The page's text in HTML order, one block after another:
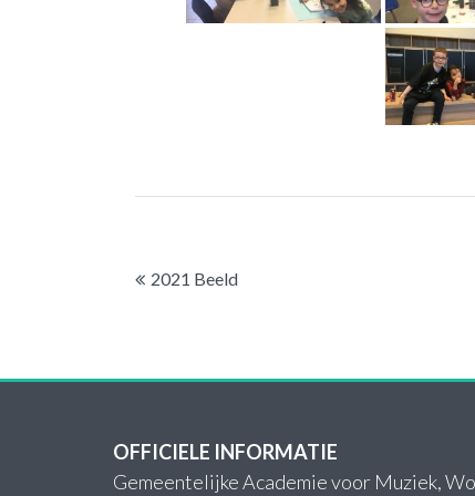
Bericht
2021 Beeld
OFFICIELE INFORMATIE
Gemeentelijke Academie voor Muziek,